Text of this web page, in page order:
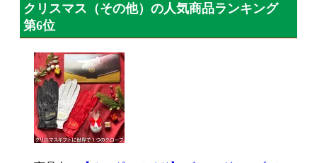
クリスマス（その他）の人気商品ランキング
第6位